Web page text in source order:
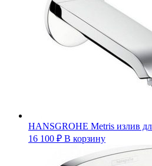
HANSGROHE Metris излив
16 100 ₽ В корзину